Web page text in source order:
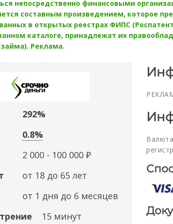
непосредственно финансовыми
составным произведением, которое
в открытых реестрах ФИПС
каталоге, принадлежат их
Реклама.
292%
0.8%
2 000 - 100 000 ₽
от 18 до 65 лет
от 1 дня до 6 месяцев
15 минут